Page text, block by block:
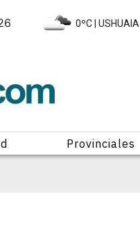
0ºC | USHUAIA
Provinciales